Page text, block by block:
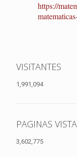
https://
VISITANTES
1,991,094
PAGINAS
3,602,775